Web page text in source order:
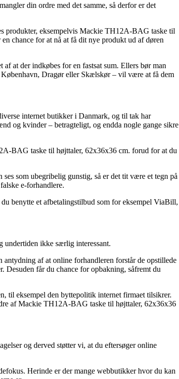
din ordre med det samme, så derfor er det
produkter, eksempelvis Mackie TH12A-BAG taske til
chance for at nå at få dit nye produkt ud af døren
at der indkøbes for en fastsat sum. Ellers bør man
Dragør eller Skælskør – vil være at få dem
internet butikker i Danmark, og til tak har
og kvinder – betragteligt, og endda nogle gange sikre
BAG taske til højttaler, 62x36x36 cm. forud for at du
som ubegribelig gunstig, så er det tit være et tegn på
e-forhandlere.
benytte et afbetalingstilbud som for eksempel ViaBill,
undertiden ikke særlig interessant.
af at online forhandleren forstår de opstillede
Desuden får du chance for opbakning, såfremt du
til eksempel den byttepolitik internet firmaet tilsikrer.
af Mackie TH12A-BAG taske til højttaler, 62x36x36
og derved støtter vi, at du eftersøger online
Herinde er der mange webbutikker hvor du kan